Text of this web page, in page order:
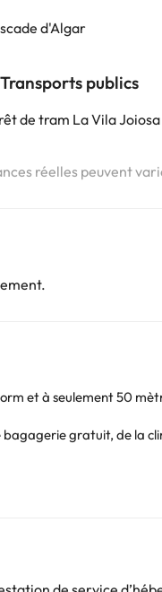
d'Algar
Transports publics
de tram La Vila Joiosa
réelles peuvent
et à seulement 50
gratuit, de
à 200 mètres du